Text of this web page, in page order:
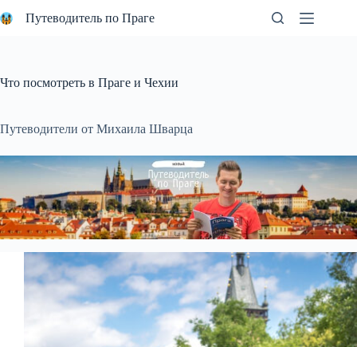
к
Путеводитель по Праге
Что посмотреть в Праге и Чехии
Путеводители от Михаила Шварца